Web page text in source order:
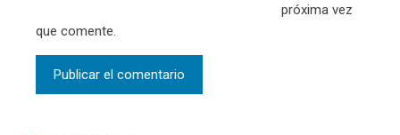
próxima vez
que comente.